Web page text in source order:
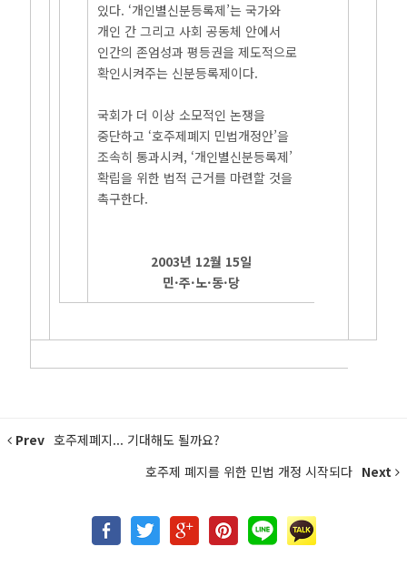
있다. ‘개인별신분등록제’는 국가와
개인 간 그리고 사회 공동체 안에서
인간의 존엄성과 평등권을 제도적으로
확인시켜주는 신분등록제이다.
국회가 더 이상 소모적인 논쟁을
중단하고 ‘호주제폐지 민법개정안’을
조속히 통과시켜, ‘개인별신분등록제’
확립을 위한 법적 근거를 마련할 것을
촉구한다.
2003년 12월 15일
민·주·노·동·당
Prev 호주제폐지... 기대해도 될까요?
호주제 폐지를 위한 민법 개정 시작되다 Next